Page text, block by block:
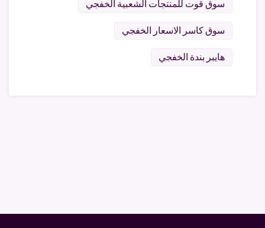
سوق قوت للمنتجات الشعبية الخفجي
سوق كاسر الاسعار الخفجي
هايبر بندة الخفجي